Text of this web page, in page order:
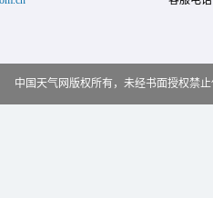
中国天气网版权所有，未经书面授权